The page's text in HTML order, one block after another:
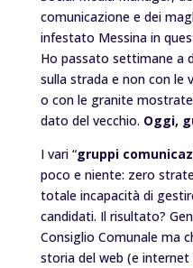
comunicazione e dei
infestato Messina in
Ho passato settimane a
sulla strada e non con le
o con le granite
dato del vecchio. Oggi,
I vari “gruppi
poco e niente: zero
totale incapacità di
candidati. Il risultato?
Consiglio Comunale ma
storia del web (e internet